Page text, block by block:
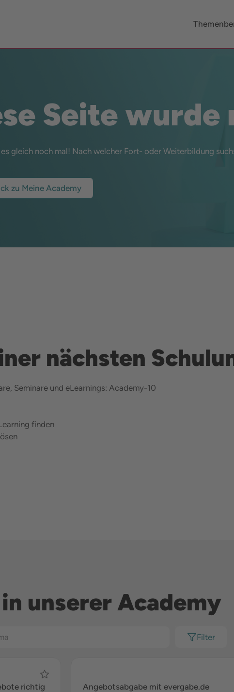
Seite
gleich noch mal! Nach welcher Fort- oder Weiterbildung
zu Meine Academy
nächsten
Seminare und eLearnings: Academy-10
finden
unserer Academy
Filter
richtig
Angebotsabgabe mit evergabe.de